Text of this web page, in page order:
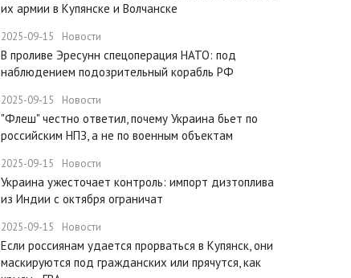
их армии в Купянске и Волчанске
2025-09-15 Новости
​В проливе Эресунн спецоперация НАТО: под
наблюдением подозрительный корабль РФ
2025-09-15 Новости
"Флеш" честно ответил, почему Украина бьет по
российским НПЗ, а не по военным объектам
2025-09-15 Новости
Украина ужесточает контроль: импорт дизтоплива
из Индии с октября ограничат
2025-09-15 Новости
Если россиянам удается прорваться в Купянск, они
маскируются под гражданских или прячутся, как